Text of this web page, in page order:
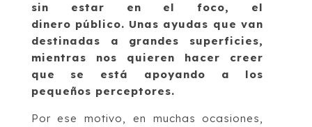
sin estar en el foco, el
dinero público. Unas ayudas que van
destinadas a grandes superficies,
mientras nos quieren hacer creer
que se está apoyando a los
pequeños perceptores.
Por ese motivo, en muchas ocasiones,